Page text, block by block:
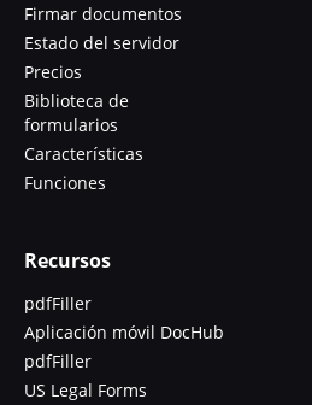
Firmar documentos
Estado del servidor
Precios
Biblioteca de
formularios
Características
Funciones
Recursos
pdfFiller
Aplicación móvil DocHub
pdfFiller
US Legal Forms